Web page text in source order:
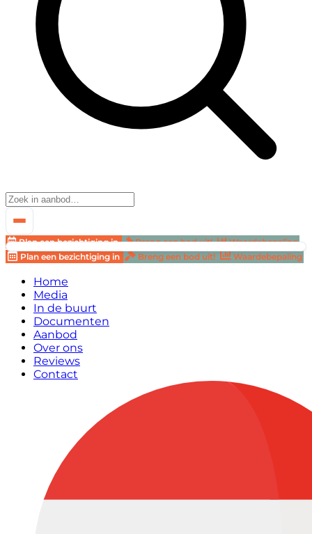
Plan een bezichtiging in Breng een bod uit!
Waardebepaling
Plan een bezichtiging in
Breng een bod uit! Waardebepaling
Home
Media
In de buurt
Documenten
Aanbod
Over ons
Reviews
Contact